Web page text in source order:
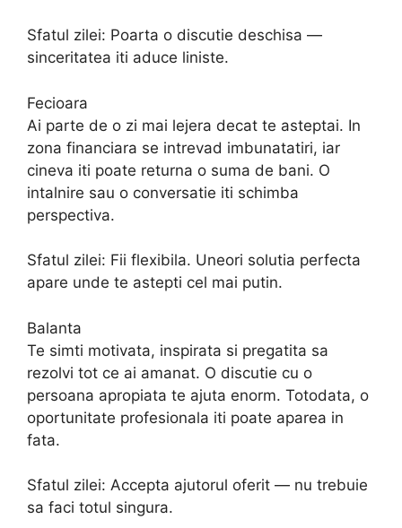
Sfatul zilei: Poarta o discutie deschisa —
sinceritatea iti aduce liniste.
Fecioara
Ai parte de o zi mai lejera decat te asteptai. In
zona financiara se intrevad imbunatatiri, iar
cineva iti poate returna o suma de bani. O
intalnire sau o conversatie iti schimba
perspectiva.
Sfatul zilei: Fii flexibila. Uneori solutia perfecta
apare unde te astepti cel mai putin.
Balanta
Te simti motivata, inspirata si pregatita sa
rezolvi tot ce ai amanat. O discutie cu o
persoana apropiata te ajuta enorm. Totodata, o
oportunitate profesionala iti poate aparea in
fata.
Sfatul zilei: Accepta ajutorul oferit — nu trebuie
sa faci totul singura.